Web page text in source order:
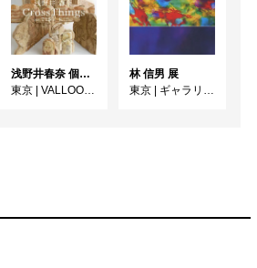
浅野井春奈 個展「CrossThings」
東京 | VALLOON STUDIO SHIBUYA
林 信男 展
東京 | ギャラリイK